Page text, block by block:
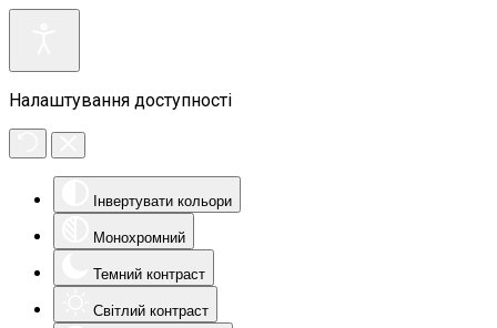
Налаштування доступності
Інвертувати кольори
Монохромний
Темний контраст
Світлий контраст